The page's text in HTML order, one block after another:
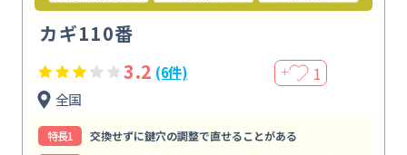
カギ110番
3.2 (6件) ＋ 1
全国
特⻑1
交換せずに鍵穴の調整で直せることがある